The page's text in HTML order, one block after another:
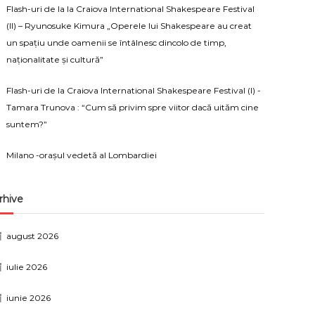
Flash-uri de la la Craiova International Shakespeare Festival
(II) – Ryunosuke Kimura „Operele lui Shakespeare au creat
un spațiu unde oamenii se întâlnesc dincolo de timp,
naționalitate și cultură”
Flash-uri de la Craiova International Shakespeare Festival (I) -
Tamara Trunova : “Cum să privim spre viitor dacă uităm cine
suntem?”
Milano -orașul vedetă al Lombardiei
august 2026
iulie 2026
iunie 2026